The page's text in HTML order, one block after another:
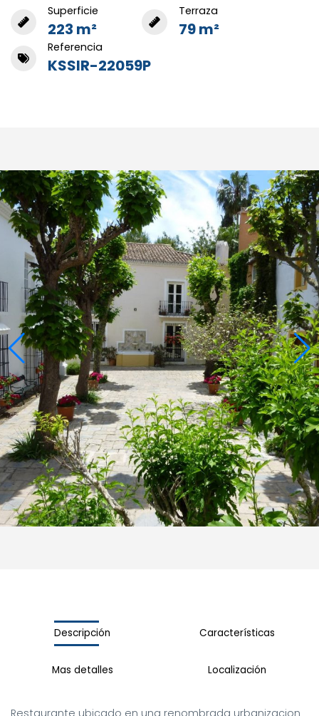
Superficie
223 m²
Terraza
79 m²
Referencia
KSSIR-22059P
Descripción Características
Mas detalles Localización